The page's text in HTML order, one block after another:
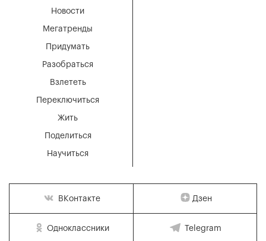
Мегатренды
Придумать
Разобраться
Взлететь
Новости
Переключиться
Жить
Поделиться
Научиться
ВКонтакте Дзен
Одноклассники Telegram